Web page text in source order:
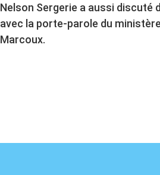
Nelson Sergerie a aussi discuté
avec la porte-parole du
Marcoux.